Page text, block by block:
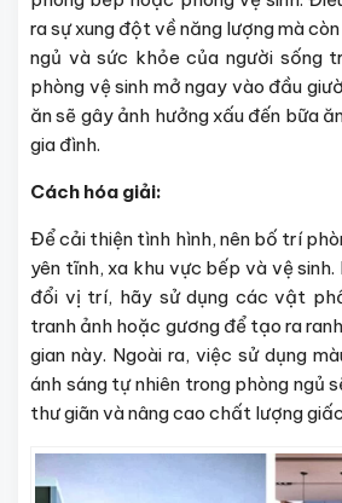
ra sự xung đột về năng lượng mà
ngủ và sức khỏe của người sống
phòng vệ sinh mở ngay vào đầu
ăn sẽ gây ảnh hưởng xấu đến bữa
gia đình.
Cách hóa giải:
Để cải thiện tình hình, nên bố trí
yên tĩnh, xa khu vực bếp và vệ
đổi vị trí, hãy sử dụng các vật
tranh ảnh hoặc gương để tạo ra
gian này. Ngoài ra, việc sử dụng
ánh sáng tự nhiên trong phòng ngủ
thư giãn và nâng cao chất lượng